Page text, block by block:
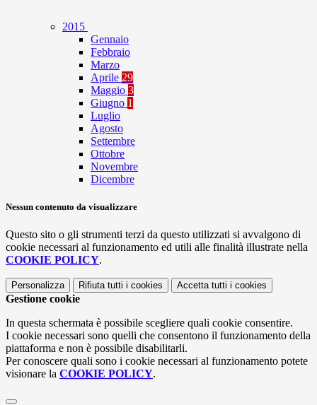
2015
Gennaio
Febbraio
Marzo
Aprile 29
Maggio 3
Giugno 1
Luglio
Agosto
Settembre
Ottobre
Novembre
Dicembre
Nessun contenuto da visualizzare
Questo sito o gli strumenti terzi da questo utilizzati si avvalgono di
cookie necessari al funzionamento ed utili alle finalità illustrate nella
COOKIE POLICY.
Personalizza Rifiuta tutti i cookies Accetta tutti i cookies
Gestione cookie
In questa schermata è possibile scegliere quali cookie consentire.
I cookie necessari sono quelli che consentono il funzionamento della
piattaforma e non è possibile disabilitarli.
Per conoscere quali sono i cookie necessari al funzionamento potete
visionare la COOKIE POLICY.